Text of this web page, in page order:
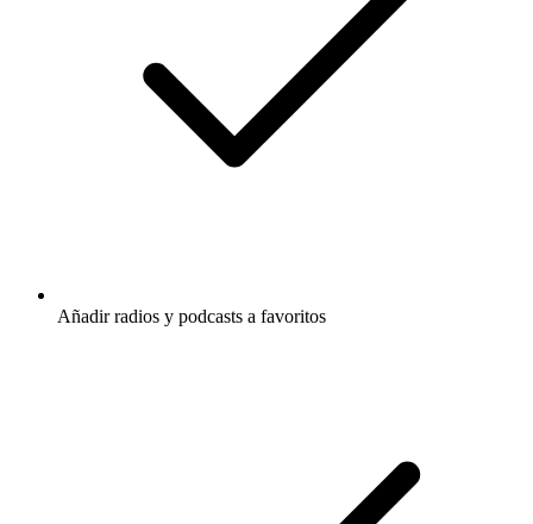
Añadir radios y podcasts a favoritos